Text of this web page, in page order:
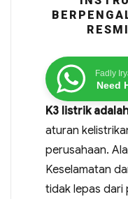
Fadly
Need
K3 listrik
aturan
perusahaan.
Keselamatan
tidak lepas dari